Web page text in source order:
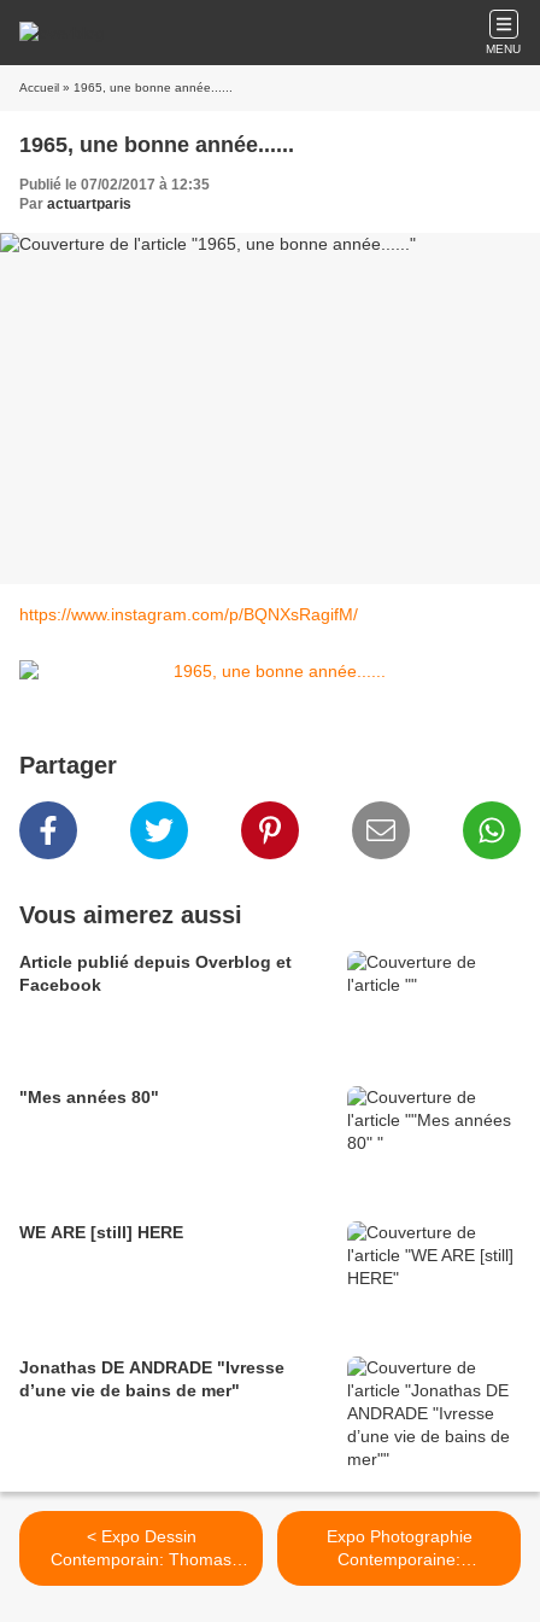
MENU
Accueil » 1965, une bonne année......
1965, une bonne année......
Publié le 07/02/2017 à 12:35
Par actuartparis
https://www.instagram.com/p/BQNXsRagifM/
Partager
Vous aimerez aussi
Article publié depuis Overblog et
Facebook
"Mes années 80"
WE ARE [still] HERE
Jonathas DE ANDRADE "Ivresse
d’une vie de bains de mer"
< Expo Dessin
Contemporain: Thomas
HUBER "Extase"
Expo Photographie
Contemporaine:
CINECITTÀ >